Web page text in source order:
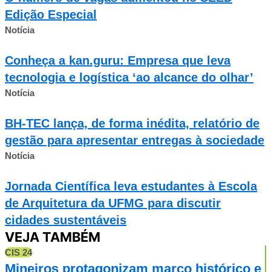
Edição Especial
Notícia
Conheça a kan.guru: Empresa que leva
tecnologia e logística ‘ao alcance do olhar’
Notícia
BH-TEC lança, de forma inédita, relatório de
gestão para apresentar entregas à sociedade
Notícia
Jornada Científica leva estudantes à Escola
de Arquitetura da UFMG para discutir
cidades sustentáveis
VEJA TAMBÉM
CIS 24
Mineiros protagonizam marco histórico e